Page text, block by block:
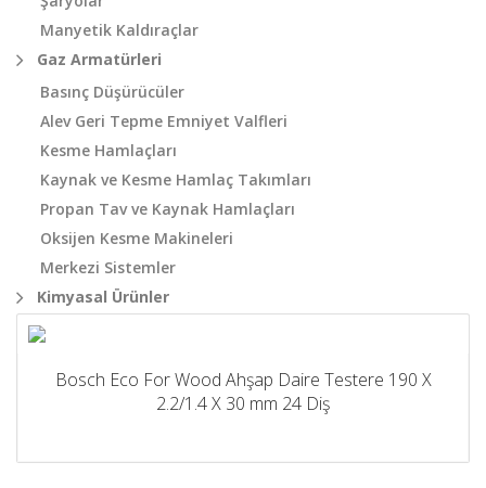
Manyetik Kaldıraçlar
Gaz Armatürleri
Basınç Düşürücüler
Alev Geri Tepme Emniyet Valfleri
Kesme Hamlaçları
Kaynak ve Kesme Hamlaç Takımları
Propan Tav ve Kaynak Hamlaçları
Oksijen Kesme Makineleri
Merkezi Sistemler
Kimyasal Ürünler
Bosch Eco For Wood Ahşap Daire Testere 190 X
2.2/1.4 X 30 mm 24 Diş